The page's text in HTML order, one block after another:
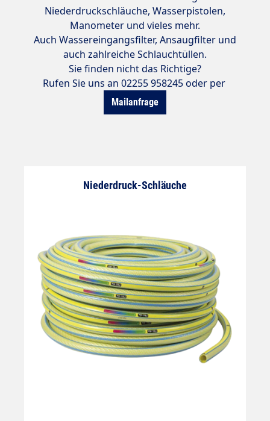
Niederdruckschläuche, Wasserpistolen,
Manometer und vieles mehr.
Auch Wassereingangsfilter, Ansaugfilter und
auch zahlreiche Schlauchtüllen.
Sie finden nicht das Richtige?
Rufen Sie uns an 02255 958245 oder per
Mailanfrage
Niederdruck-Schläuche